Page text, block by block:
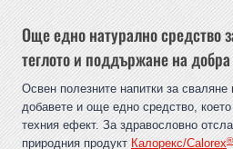
Още едно натурално средство
теглото и поддържане на
Освен полезните напитки за
добавете и още едно средство,
техния ефект. За здравословно
природния продукт Калорекс/Calorex®